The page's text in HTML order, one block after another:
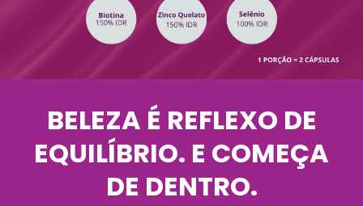
BELEZA É REFLEXO DE
EQUILÍBRIO. E COMEÇA
DE DENTRO.